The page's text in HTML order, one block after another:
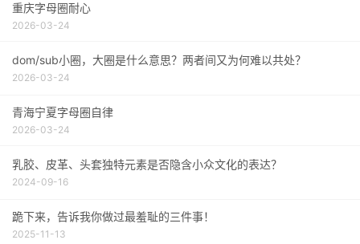
重庆字母圈耐心
2026-03-24
dom/sub小圈，大圈是什么意思？两者间又为何难以共处？
2026-03-24
青海宁夏字母圈自律
2026-03-24
乳胶、皮革、头套独特元素是否隐含小众文化的表达？
2024-09-16
跪下来，告诉我你做过最羞耻的三件事！
2025-11-13